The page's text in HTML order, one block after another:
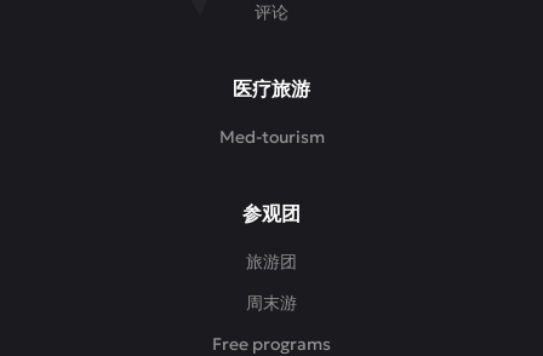
评论
医疗旅游
Med-tourism
参观团
旅游团
周末游
Free programs